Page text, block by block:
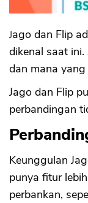
4. Top Up
6.
7.
Kelemahan
2. Tidak
Tujuan
3. Tidak
4.
Dibatasi
5. Sudah
6. Negara
Terbatas
Jago dan Flip adalah dua aplikasi mobile yang
dikenal saat
dan mana
Jago dan Flip
perbandingan
Keunggulan
punya fitur
perbankan,